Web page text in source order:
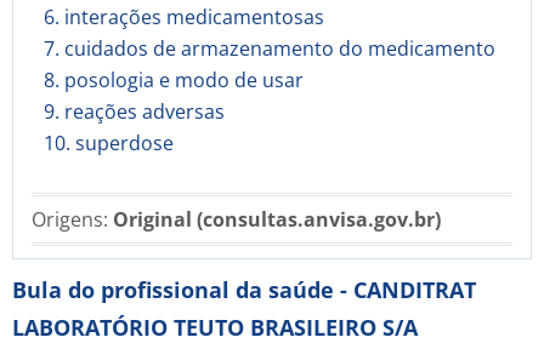
6. interações medicamentosas
7. cuidados de armazenamento do medicamento
8. posologia e modo de usar
9. reações adversas
10. superdose
Origens: Original (consultas.anvisa.gov.br)
Bula do profissional da saúde - CANDITRAT
LABORATÓRIO TEUTO BRASILEIRO S/A